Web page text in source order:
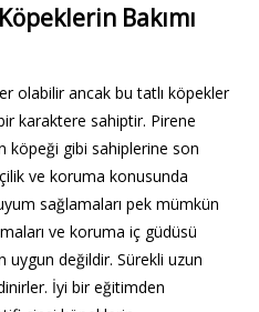
Bakımı
olabilir ancak bu tatlı köpekler
karaktere sahiptir. Pirene
köpeği gibi sahiplerine son
ve koruma konusunda
sağlamaları pek mümkün
ve koruma iç güdüsü
uygun değildir. Sürekli uzun
İyi bir eğitimden